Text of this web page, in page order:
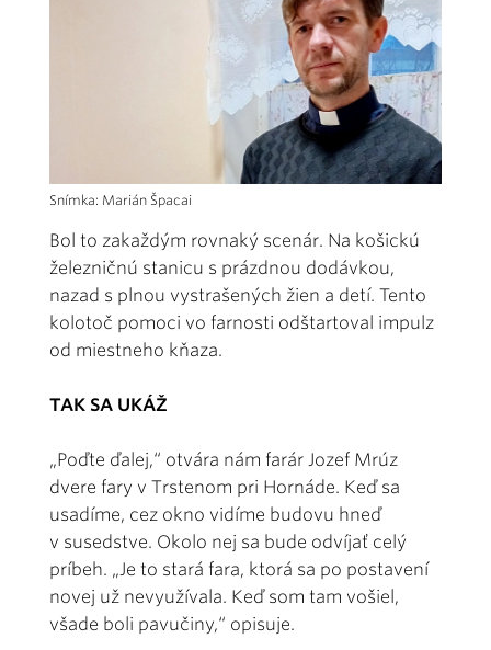
Snímka: Marián Špacai
Bol to zakaždým rovnaký scenár. Na košickú
železničnú stanicu s prázdnou dodávkou,
nazad s plnou vystrašených žien a detí. Tento
kolotoč pomoci vo farnosti odštartoval impulz
od miestneho kňaza.
TAK SA UKÁŽ
„Poďte ďalej,“ otvára nám farár Jozef Mrúz
dvere fary v Trstenom pri Hornáde. Keď sa
usadíme, cez okno vidíme budovu hneď
v susedstve. Okolo nej sa bude odvíjať celý
príbeh. „Je to stará fara, ktorá sa po postavení
novej už nevyužívala. Keď som tam vošiel,
všade boli pavučiny,“ opisuje.